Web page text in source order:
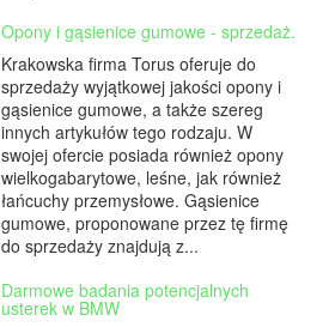
Opony i gąsienice gumowe - sprzedaż.
Krakowska firma Torus oferuje do
sprzedaży wyjątkowej jakości opony i
gąsienice gumowe, a także szereg
innych artykułów tego rodzaju. W
swojej ofercie posiada również opony
wielkogabarytowe, leśne, jak również
łańcuchy przemysłowe. Gąsienice
gumowe, proponowane przez tę firmę
do sprzedaży znajdują z...
Darmowe badania potencjalnych
usterek w BMW